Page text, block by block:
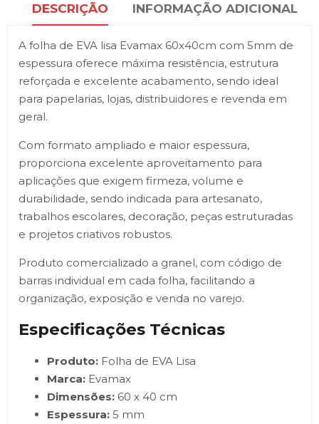
DESCRIÇÃO INFORMAÇÃO ADICIONAL
A folha de EVA lisa Evamax 60x40cm com 5mm de
espessura oferece máxima resistência, estrutura
reforçada e excelente acabamento, sendo ideal
para papelarias, lojas, distribuidores e revenda em
geral.
Com formato ampliado e maior espessura,
proporciona excelente aproveitamento para
aplicações que exigem firmeza, volume e
durabilidade, sendo indicada para artesanato,
trabalhos escolares, decoração, peças estruturadas
e projetos criativos robustos.
Produto comercializado a granel, com código de
barras individual em cada folha, facilitando a
organização, exposição e venda no varejo.
Especificações Técnicas
Produto: Folha de EVA Lisa
Marca: Evamax
Dimensões: 60 x 40 cm
Espessura: 5 mm